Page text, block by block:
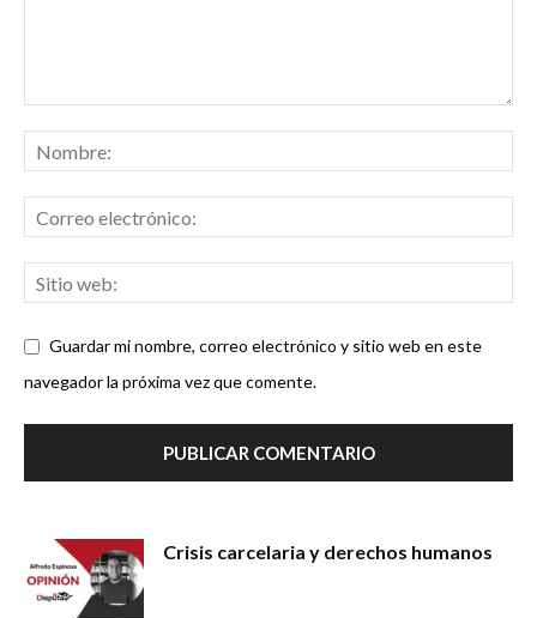
Guardar mi nombre, correo electrónico y sitio web en este
navegador la próxima vez que comente.
Crisis carcelaria y derechos humanos